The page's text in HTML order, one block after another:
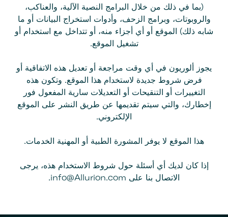
(بما في ذلك من خلال البرامج النصية الآلية، والعناكب،
والروبوتات، وبرامج الزحف، وأدوات استخراج البيانات أو ما
شابه ذلك) الموقع أو أي أجزاء منه، أو تتداخل مع استخدام أو
تشغيل الموقع.
يجوز ألوريون في أي وقت مراجعة أو تعديل هذه الاتفاقية أو
فرض شروط جديدة لاستخدام هذا الموقع. وتكون هذه
التغييرات أو التنقيحات أو التعديلات سارية المفعول فور
إخطارك، والتي سيتم تقديمها عن طريق النشر على الموقع
الإلكتروني.
هذا الموقع لا يوفر المشورة الطبية أو المهنية الخدمات.
إذا كان لديك أي أسئلة حول شروط الاستخدام هذه، يرجى
الاتصال بنا على info@Allurion.com.